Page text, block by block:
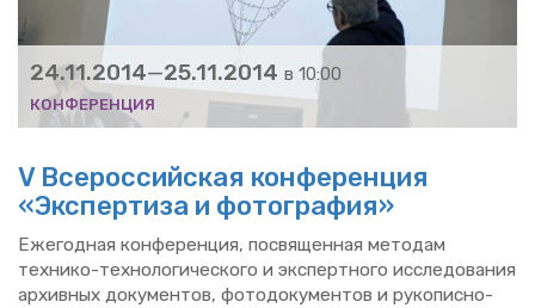
24.11.2014—25.11.2014 в 10:00
КОН­ФЕ­РЕН­ЦИЯ
V Все­рос­сий­ская кон­фе­рен­ция
«Экс­пер­ти­за и фо­то­гра­фия»
Еже­год­ная кон­фе­рен­ция, по­свя­щен­ная ме­то­дам
тех­ни­ко-тех­но­ло­ги­че­ско­го и экс­перт­но­го ис­сле­до­ва­ния
ар­хив­ных до­ку­мен­тов, фо­то­до­ку­мен­тов и ру­ко­пис­но-